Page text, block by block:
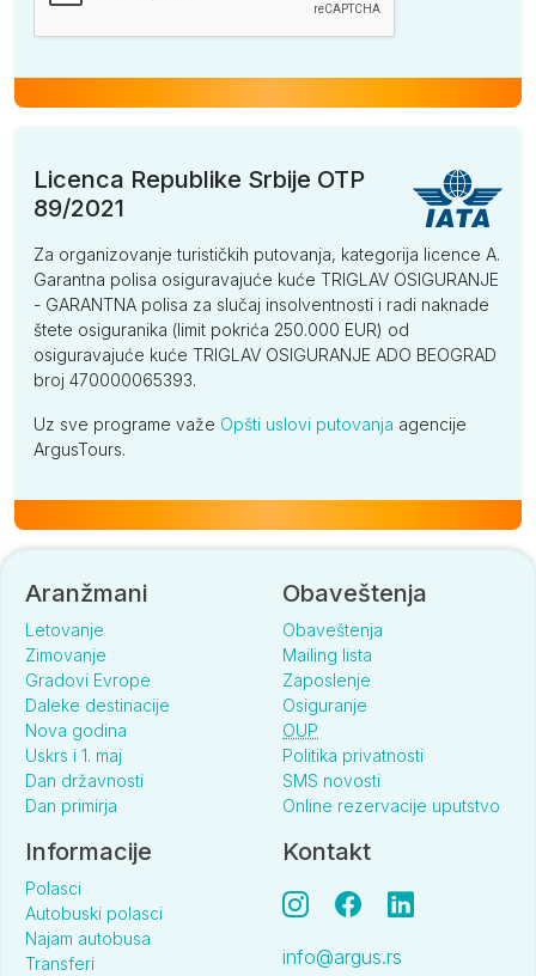
Licenca Republike Srbije OTP
89/2021
Za organizovanje turističkih putovanja, kategorija licence A.
Garantna polisa osiguravajuće kuće TRIGLAV OSIGURANJE
- GARANTNA polisa za slučaj insolventnosti i radi naknade
štete osiguranika (limit pokrića 250.000 EUR) od
osiguravajuće kuće TRIGLAV OSIGURANJE ADO BEOGRAD
broj 470000065393.
Uz sve programe važe Opšti uslovi putovanja agencije
ArgusTours.
Aranžmani
Letovanje
Zimovanje
Gradovi Evrope
Daleke destinacije
Nova godina
Uskrs i 1. maj
Dan državnosti
Dan primirja
Obaveštenja
Obaveštenja
Mailing lista
Zaposlenje
Osiguranje
OUP
Politika privatnosti
SMS novosti
Online rezervacije uputstvo
Informacije
Polasci
Autobuski polasci
Najam autobusa
Transferi
Kontakt
info@argus.rs